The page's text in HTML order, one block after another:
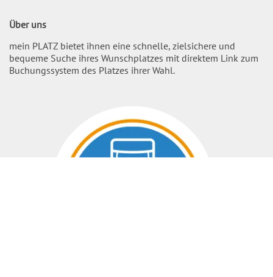
Über uns
mein PLATZ bietet ihnen eine schnelle, zielsichere und
bequeme Suche ihres Wunschplatzes mit direktem Link zum
Buchungssystem des Platzes ihrer Wahl.